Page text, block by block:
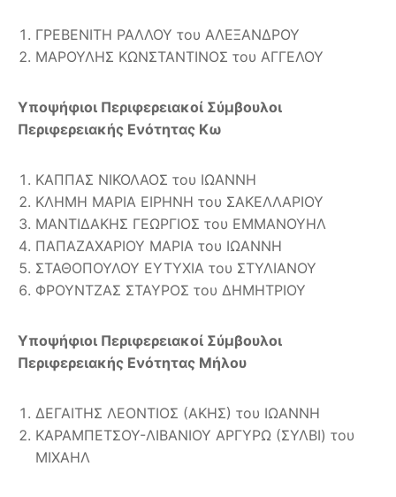
ΓΡΕΒΕΝΙΤΗ ΡΑΛΛΟΥ του ΑΛΕΞΑΝΔΡΟΥ
ΜΑΡΟΥΛΗΣ ΚΩΝΣΤΑΝΤΙΝΟΣ του ΑΓΓΕΛΟΥ
Υποψήφιοι Περιφερειακοί Σύμβουλοι
Περιφερειακής Ενότητας Κω
ΚΑΠΠΑΣ ΝΙΚΟΛΑΟΣ του ΙΩΑΝΝΗ
ΚΛΗΜΗ ΜΑΡΙΑ ΕΙΡΗΝΗ του ΣΑΚΕΛΛΑΡΙΟΥ
ΜΑΝΤΙΔΑΚΗΣ ΓΕΩΡΓΙΟΣ του ΕΜΜΑΝΟΥΗΛ
ΠΑΠΑΖΑΧΑΡΙΟΥ ΜΑΡΙΑ του ΙΩΑΝΝΗ
ΣΤΑΘΟΠΟΥΛΟΥ ΕΥΤΥΧΙΑ του ΣΤΥΛΙΑΝΟΥ
ΦΡΟΥΝΤΖΑΣ ΣΤΑΥΡΟΣ του ΔΗΜΗΤΡΙΟΥ
Υποψήφιοι Περιφερειακοί Σύμβουλοι
Περιφερειακής Ενότητας Μήλου
ΔΕΓΑΙΤΗΣ ΛΕΟΝΤΙΟΣ (ΑΚΗΣ) του ΙΩΑΝΝΗ
ΚΑΡΑΜΠΕΤΣΟΥ-ΛΙΒΑΝΙΟΥ ΑΡΓΥΡΩ (ΣΥΛΒΙ) του
ΜΙΧΑΗΛ